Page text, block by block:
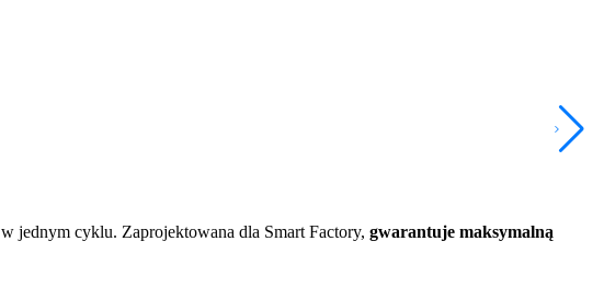
jednym cyklu. Zaprojektowana dla Smart Factory, gwarantuje maksymalną